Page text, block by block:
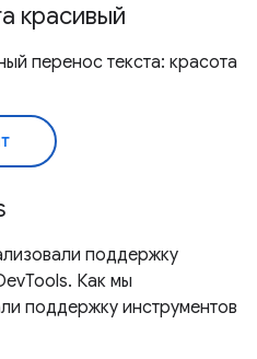
красивый
перенос текста: красота
поддержку
Как мы
поддержку инструментов